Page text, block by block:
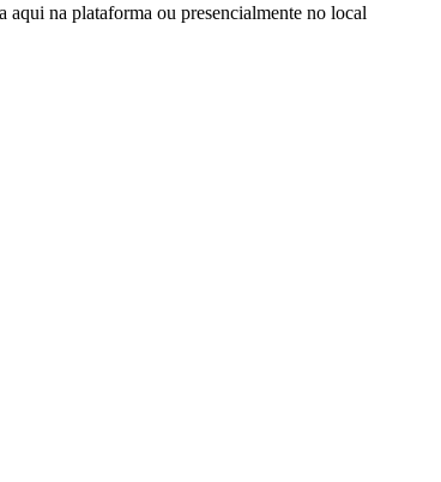
aqui na plataforma ou presencialmente no local